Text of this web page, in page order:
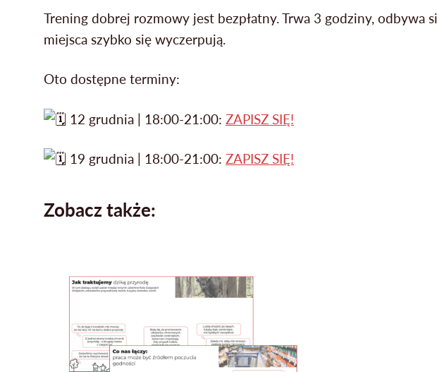
Trening dobrej rozmowy jest bezpłatny. Trwa 3 godziny,
miejsca szybko się wyczerpują.
Oto dostępne terminy:
12 grudnia | 18:00-21:00: ZAPISZ SIĘ!
19 grudnia | 18:00-21:00: ZAPISZ SIĘ!
Zobacz także: